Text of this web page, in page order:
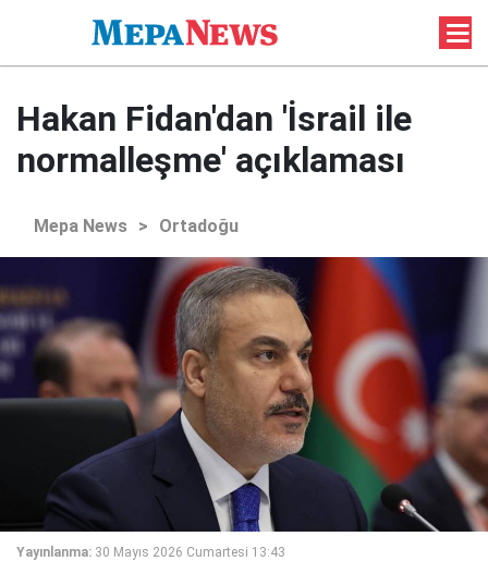
Hakan Fidan'dan 'İsrail ile
normalleşme' açıklaması
Mepa News > Ortadoğu
Yayınlanma: 30 Mayıs 2026 Cumartesi 13:43